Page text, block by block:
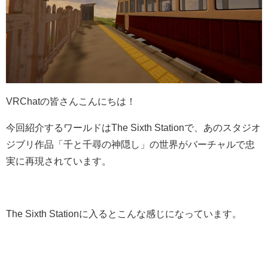
VRChatの皆さんこんにちは！
今回紹介するワールドはThe Sixth Stationで、あのスタジオ
ジブリ作品「千と千尋の神隠し」の世界がバーチャルで忠
実に再現されています。
The Sixth Stationに入るとこんな感じになっています。